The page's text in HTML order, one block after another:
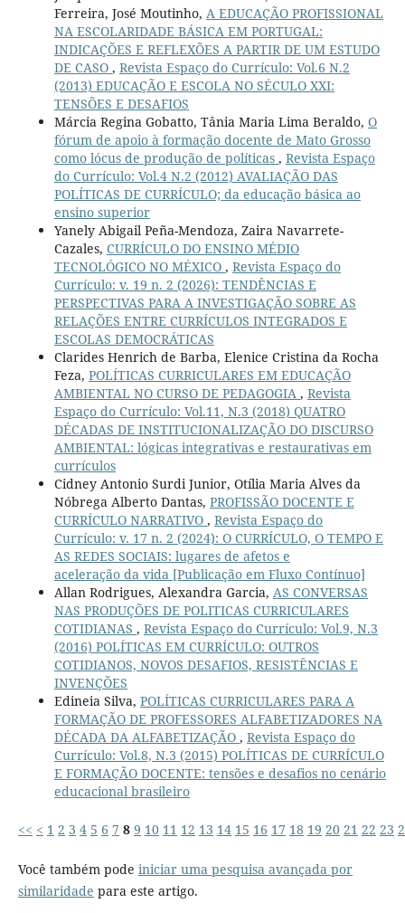
Ferreira, José Moutinho, A EDUCAÇÃO PROFISSIONAL
NA ESCOLARIDADE BÁSICA EM PORTUGAL:
INDICAÇÕES E REFLEXÕES A PARTIR DE UM ESTUDO
DE CASO , Revista Espaço do Currículo: Vol.6 N.2
(2013) EDUCAÇÃO E ESCOLA NO SÉCULO XXI:
TENSÕES E DESAFIOS
Márcia Regina Gobatto, Tânia Maria Lima Beraldo, O
fórum de apoio à formação docente de Mato Grosso
como lócus de produção de políticas , Revista Espaço
do Currículo: Vol.4 N.2 (2012) AVALIAÇÃO DAS
POLÍTICAS DE CURRÍCULO; da educação básica ao
ensino superior
Yanely Abigail Peña-Mendoza, Zaira Navarrete-
Cazales, CURRÍCULO DO ENSINO MÉDIO
TECNOLÓGICO NO MÉXICO , Revista Espaço do
Currículo: v. 19 n. 2 (2026): TENDÊNCIAS E
PERSPECTIVAS PARA A INVESTIGAÇÃO SOBRE AS
RELAÇÕES ENTRE CURRÍCULOS INTEGRADOS E
ESCOLAS DEMOCRÁTICAS
Clarides Henrich de Barba, Elenice Cristina da Rocha
Feza, POLÍTICAS CURRICULARES EM EDUCAÇÃO
AMBIENTAL NO CURSO DE PEDAGOGIA , Revista
Espaço do Currículo: Vol.11, N.3 (2018) QUATRO
DÉCADAS DE INSTITUCIONALIZAÇÃO DO DISCURSO
AMBIENTAL: lógicas integrativas e restaurativas em
currículos
Cidney Antonio Surdi Junior, Otília Maria Alves da
Nóbrega Alberto Dantas, PROFISSÃO DOCENTE E
CURRÍCULO NARRATIVO , Revista Espaço do
Currículo: v. 17 n. 2 (2024): O CURRÍCULO, O TEMPO E
AS REDES SOCIAIS: lugares de afetos e
aceleração da vida [Publicação em Fluxo Contínuo]
Allan Rodrigues, Alexandra Garcia, AS CONVERSAS
NAS PRODUÇÕES DE POLITICAS CURRICULARES
COTIDIANAS , Revista Espaço do Currículo: Vol.9, N.3
(2016) POLÍTICAS EM CURRÍCULO: OUTROS
COTIDIANOS, NOVOS DESAFIOS, RESISTÊNCIAS E
INVENÇÕES
Edineia Silva, POLÍTICAS CURRICULARES PARA A
FORMAÇÃO DE PROFESSORES ALFABETIZADORES NA
DÉCADA DA ALFABETIZAÇÃO , Revista Espaço do
Currículo: Vol.8, N.3 (2015) POLÍTICAS DE CURRÍCULO
E FORMAÇÃO DOCENTE: tensões e desafios no cenário
educacional brasileiro
<< < 1 2 3 4 5 6 7 8 9 10 11 12 13 14 15 16 17 18 19 20 21 22 23
Você também pode iniciar uma pesquisa avançada por
similaridade para este artigo.